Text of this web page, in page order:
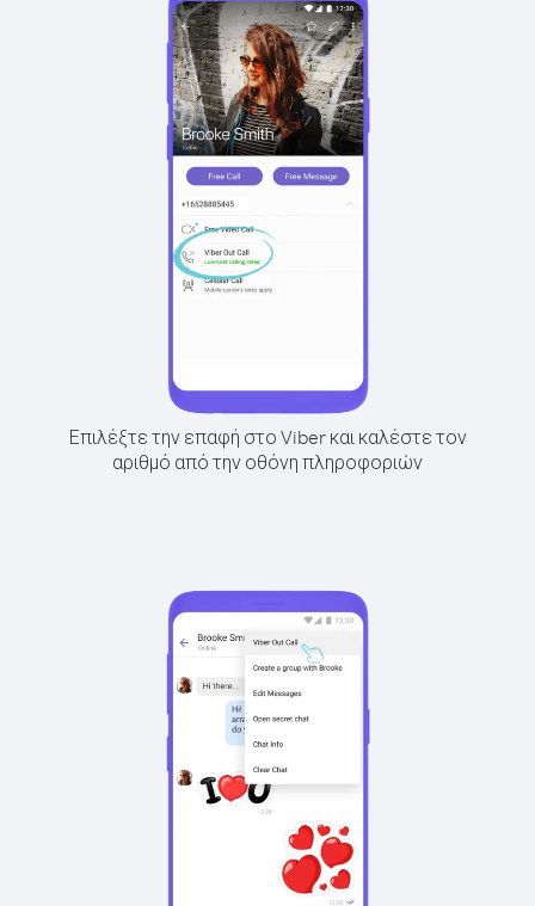
Επιλέξτε την επαφή στο Viber και καλέστε τον
αριθμό από την οθόνη πληροφοριών